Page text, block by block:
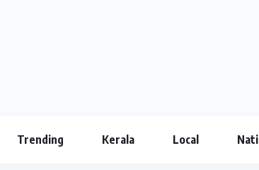
Trending Kerala Local